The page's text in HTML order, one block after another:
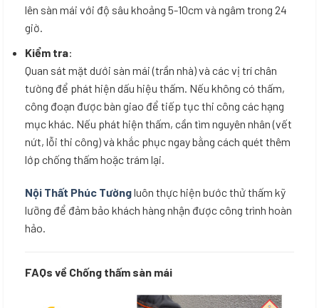
lên sàn mái với độ sâu khoảng 5-10cm và ngâm trong 24
giờ.
Kiểm tra:
Quan sát mặt dưới sàn mái (trần nhà) và các vị trí chân
tường để phát hiện dấu hiệu thấm. Nếu không có thấm,
công đoạn được bàn giao để tiếp tục thi công các hạng
mục khác. Nếu phát hiện thấm, cần tìm nguyên nhân (vết
nứt, lỗi thi công) và khắc phục ngay bằng cách quét thêm
lớp chống thấm hoặc trám lại.
Nội Thất Phúc Tườngluôn thực hiện bước thử thấm kỹ
lưỡng để đảm bảo khách hàng nhận được công trình hoàn
hảo.
FAQs về Chống thấm sàn mái